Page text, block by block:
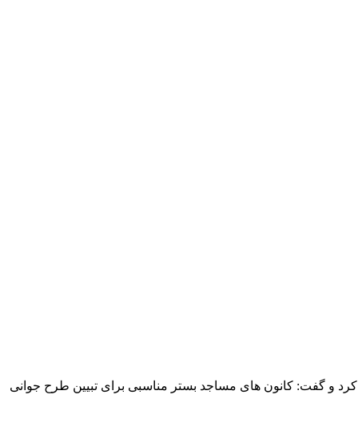
و گفت: کانون های مساجد بستر مناسبی برای تبیین طرح جوانی